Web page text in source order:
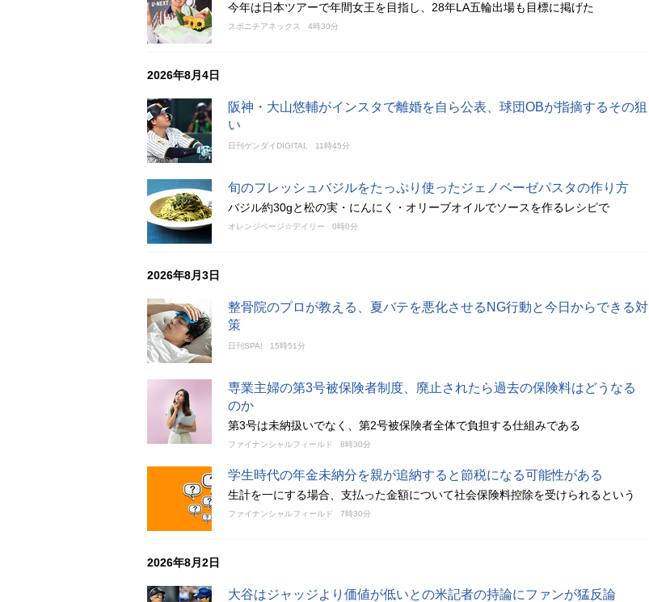
今年は日本ツアーで年間女王を目指し、28年LA五輪出場も目標に掲げた
スポニチアネックス 4時30分
2026年8月4日
阪神・大山悠輔がインスタで離婚を自ら公表、球団OBが指摘するその狙
い
日刊ゲンダイDIGITAL 11時45分
旬のフレッシュバジルをたっぷり使ったジェノベーゼパスタの作り方
バジル約30gと松の実・にんにく・オリーブオイルでソースを作るレシピで
オレンジページ☆デイリー 0時0分
2026年8月3日
整骨院のプロが教える、夏バテを悪化させるNG行動と今日からできる対
策
日刊SPA! 15時51分
専業主婦の第3号被保険者制度、廃止されたら過去の保険料はどうなる
のか
第3号は未納扱いでなく、第2号被保険者全体で負担する仕組みである
ファイナンシャルフィールド 8時30分
学生時代の年金未納分を親が追納すると節税になる可能性がある
生計を一にする場合、支払った金額について社会保険料控除を受けられるという
ファイナンシャルフィールド 7時30分
2026年8月2日
大谷はジャッジより価値が低いとの米記者の持論にファンが猛反論